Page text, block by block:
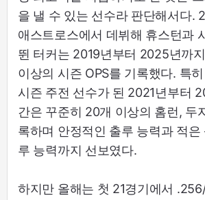
을 낼 수 있는 선수라 판단해서다.
애스트로스에서 데뷔해 휴스턴과
뛴 터커는 2019년부터 2025년까
이상의 시즌 OPS를 기록했다. 특
시즌 주전 선수가 된 2021년부터
간은 꾸준히 20개 이상의 홈런, 두
록하며 안정적인 출루 능력과 적은
루 능력까지 선보였다.
하지만 올해는 첫 21경기에서